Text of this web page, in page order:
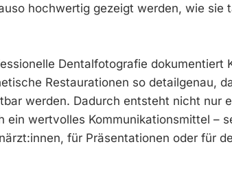
hochwertig gezeigt werden, wie sie
Dentalfotografie dokumentiert
Restaurationen so detailgenau,
werden. Dadurch entsteht nicht nur
ein wertvolles Kommunikationsmittel –
für Präsentationen oder für